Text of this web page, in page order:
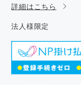
詳細はこちら
法人様限定